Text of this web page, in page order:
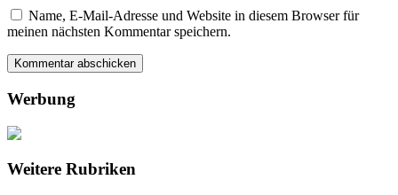
Name, E-Mail-Adresse und Website in diesem Browser für
meinen nächsten Kommentar speichern.
Werbung
Weitere Rubriken